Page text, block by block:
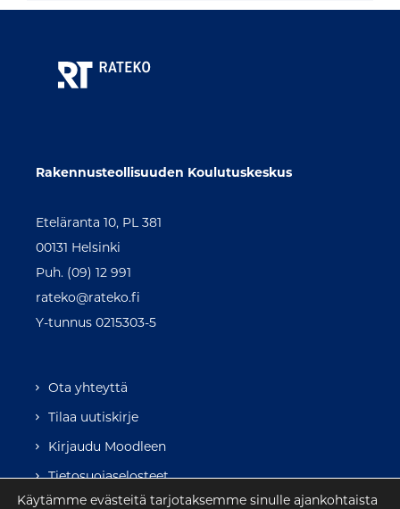
Rakennusteollisuuden Koulutuskeskus
Eteläranta 10, PL 381
00131 Helsinki
Puh. (09) 12 991
rateko@rateko.fi
Y-tunnus 0215303-5
Ota yhteyttä
Tilaa uutiskirje
Kirjaudu Moodleen
Tietosuojaselosteet
Käytämme evästeitä tarjotaksemme sinulle ajankohtaista